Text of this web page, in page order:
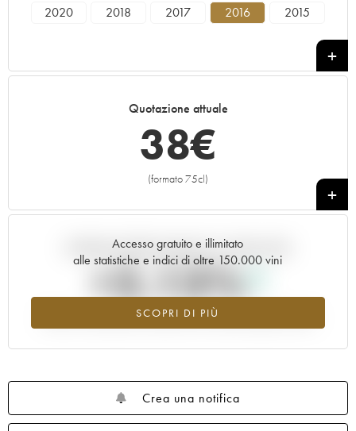
2020 2018 2017 2016 2015
Quotazione attuale
38€
(formato 75cl)
+
Accesso gratuito e illimitato
alle statistiche e indici di oltre 150.000 vini
SCOPRI DI PIÙ
Andamento della quotazione in tempo reale
+2.13%
Valore in aumento per l'annata 2016 nel 2026 rispetto al 2025
Crea una notifica